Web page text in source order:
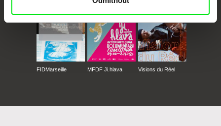
FIDMarseille MFDF Ji.hlava Visions du Réel